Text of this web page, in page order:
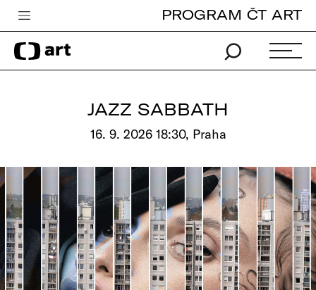
Česká televize
Zpravodajství
Pro děti
edu
Vše o ČT
PROGRAM ČT ART
JAZZ SABBATH
16. 9. 2026 18:30, Praha